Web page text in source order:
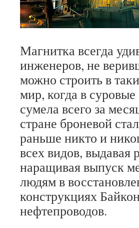
Магнитка всегда
инженеров, не
можно строить в
мир, когда в
сумела всего за
стране броневой
раньше никто и
всех видов, выдавая
наращивая выпуск
людям в
конструкциях
нефтепроводов.